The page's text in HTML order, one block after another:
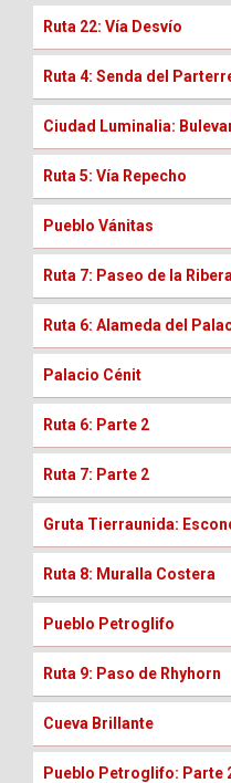
Ruta 22: Vía Desvío
Ruta 4: Senda del
Ciudad Luminalia:
Ruta 5: Vía Repecho
Pueblo Vánitas
Ruta 7: Paseo de la Ribera
Ruta 6: Alameda del
Palacio Cénit
Ruta 6: Parte 2
Ruta 7: Parte 2
Gruta Tierraunida:
Ruta 8: Muralla Costera
Pueblo Petroglifo
Ruta 9: Paso de Rhyhorn
Cueva Brillante
Pueblo Petroglifo: Parte